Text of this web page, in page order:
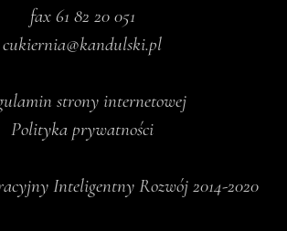
fax 61 82 20 051
cukiernia@kandulski.pl
strony internetowej
Polityka prywatności
Inteligentny Rozwój 2014-2020